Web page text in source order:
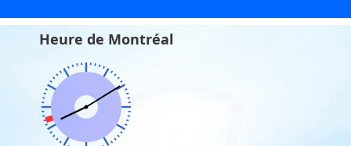
Heure de Montréal